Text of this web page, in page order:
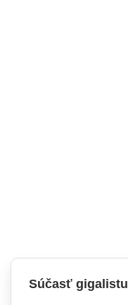
Súčasť gigalistu